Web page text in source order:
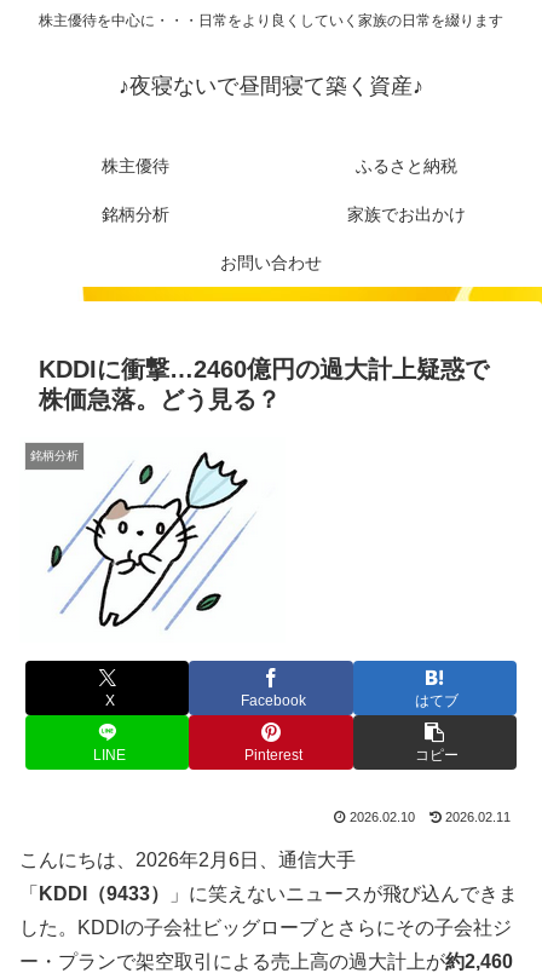
株主優待を中心に・・・日常をより良くしていく家族の日常を綴ります
♪夜寝ないで昼間寝て築く資産♪
株主優待 ふるさと納税
銘柄分析 家族でお出かけ
お問い合わせ
KDDIに衝撃…2460億円の過大計上疑惑で
株価急落。どう見る？
銘柄分析
X Facebook はてブ
LINE Pinterest コピー
2026.02.10 2026.02.11
こんにちは、2026年2月6日、通信大手
「 KDDI（9433）
」に笑えないニュースが飛び込んできま
した。KDDIの子会社ビッグローブとさらにその子会社ジ
ー・プランで架空取引による売上高の過大計上が約2,460